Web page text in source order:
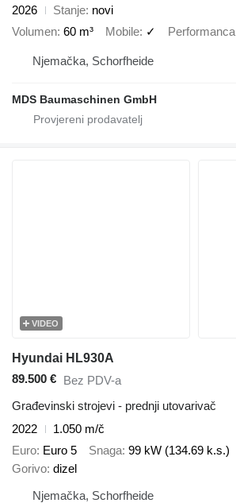
2026
Stanje novi
Volumen 60 m³ Mobile ✓ Performanca
Njemačka, Schorfheide
MDS Baumaschinen GmbH
VIDEO
Hyundai HL930A
89.500 € Bez PDV-a
Građevinski strojevi - prednji utovarivač
2022
1.050 m/č
Euro Euro 5 Snaga 99 kW (134.69 k.s.)
Gorivo dizel
Njemačka, Schorfheide